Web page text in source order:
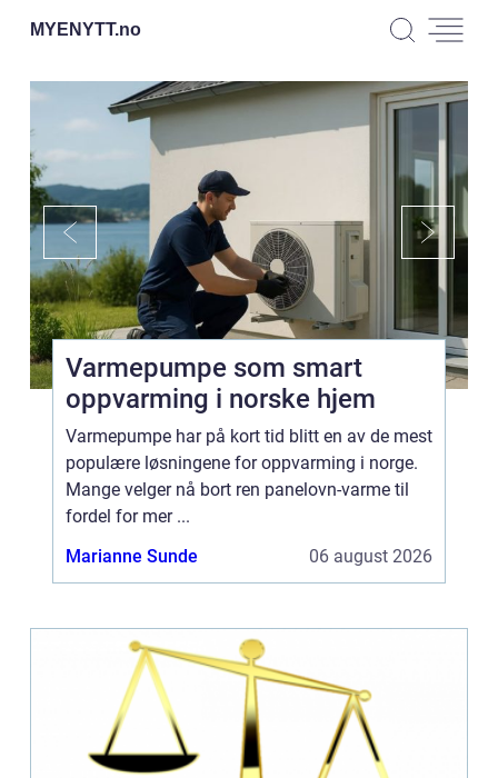
MYENYTT.no
Varmepumpe som smart
oppvarming i norske hjem
Varmepumpe har på kort tid blitt en av de mest
populære løsningene for oppvarming i norge.
Mange velger nå bort ren panelovn-varme til
fordel for mer ...
Marianne Sunde
06 august 2026